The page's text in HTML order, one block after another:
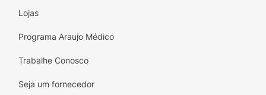
Lojas
Programa Araujo Médico
Trabalhe Conosco
Seja um fornecedor